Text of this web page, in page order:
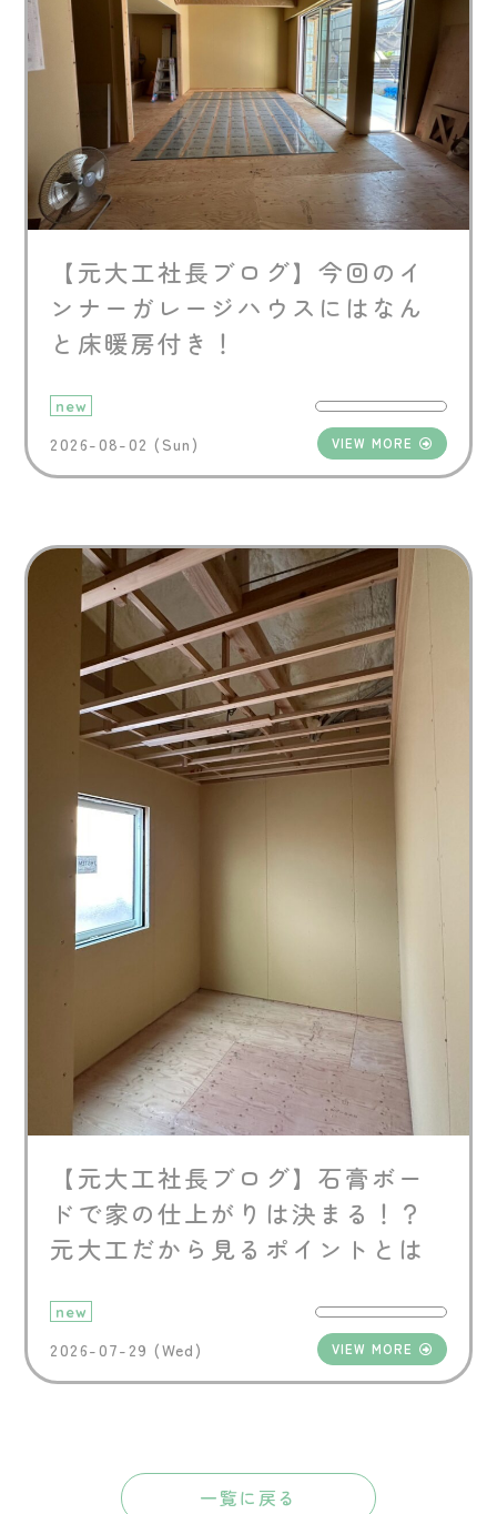
【元大工社長ブログ】今回のイ
ンナーガレージハウスにはなん
と床暖房付き！
new
2026-08-02 (Sun) VIEW MORE
【元大工社長ブログ】石膏ボー
ドで家の仕上がりは決まる！？
元大工だから見るポイントとは
new
2026-07-29 (Wed) VIEW MORE
一覧に戻る